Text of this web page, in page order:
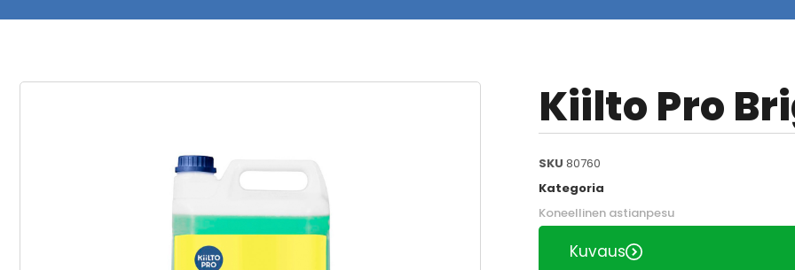
Kiilto Pro
SKU 80760
Kategoria
Koneellinen astianpesu
Kuvaus